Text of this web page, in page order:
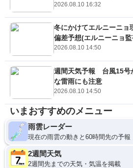
2026.08.10 16:32
冬にかけてエルニーニ
偏差予想(エルニーニョ
2026.08.10 14:50
週間天気予報 台風15
な雷雨にも注意
2026.08.10 14:50
いまおすすめのメニュー
雨雲レーダー
現在の雨雲の動きと60時間先の予報
2週間天気
2週間先までの天気・気温を掲載